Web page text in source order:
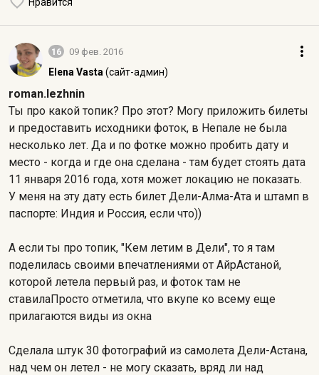
16 09 фев. 2016
Elena Vasta (сайт-админ)
roman.lezhnin
Ты про какой топик? Про этот? Могу приложить билеты
и предоставить исходники фоток, в Непале не была
несколько лет. Да и по фотке можно пробить дату и
место - когда и где она сделана - там будет стоять дата
11 января 2016 года, хотя может локацию не показать.
У меня на эту дату есть билет Дели-Алма-Ата и штамп в
паспорте: Индия и Россия, если что))
А если ты про топик, "Кем летим в Дели", то я там
поделилась своими впечатлениями от АйрАстаной,
которой летела первый раз, и фоток там не
ставилаПросто отметила, что вкупе ко всему еще
прилагаются виды из окна
Сделала штук 30 фотографий из самолета Дели-Астана,
над чем он летел - не могу сказать, вряд ли над